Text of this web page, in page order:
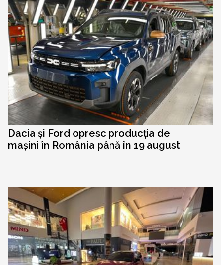
Dacia și Ford opresc producția de
mașini în România până în 19 august